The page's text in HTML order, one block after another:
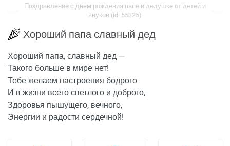
Поздравление с днем рождения папе и дедушке от детей и
внуков (id: 55325)
Хороший папа славный дед
Хороший папа, славный дед —
Такого больше в мире нет!
Тебе желаем настроения бодрого
И в жизни всего светлого и доброго,
Здоровья пышущего, вечного,
Энергии и радости сердечной!